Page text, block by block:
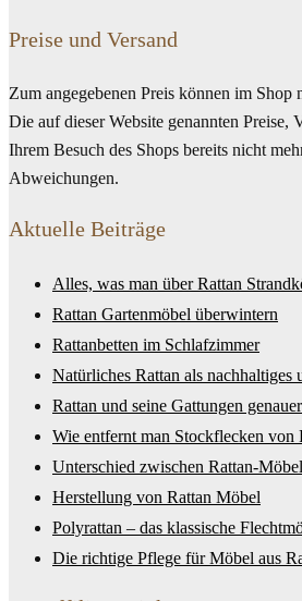
Preise und Versand
Zum angegebenen Preis können im
Die auf dieser Website genannten
Ihrem Besuch des Shops bereits nicht
Abweichungen.
Aktuelle Beiträge
Alles, was man über Rattan
Rattan Gartenmöbel überwintern
Rattanbetten im Schlafzimmer
Natürliches Rattan als
Rattan und seine Gattungen
Wie entfernt man Stockflecken von
Unterschied zwischen Rattan-
Herstellung von Rattan Möbel
Polyrattan – das klassische
Die richtige Pflege für Möbel aus